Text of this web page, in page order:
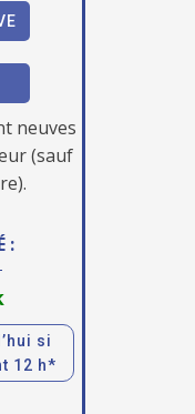
neuves
(sauf
:
si
12 h*